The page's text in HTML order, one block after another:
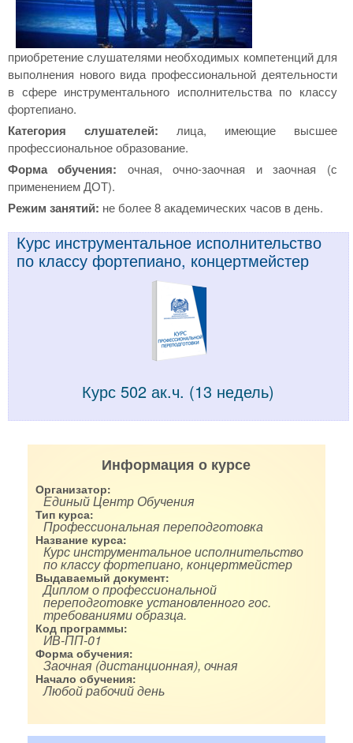
приобретение слушателями необходимых компетенций для
выполнения нового вида профессиональной деятельности
в сфере инструментального исполнительства по классу
фортепиано.
Категория слушателей: лица, имеющие высшее
профессиональное образование.
Форма обучения: очная, очно-заочная и заочная (с
применением ДОТ).
Режим занятий: не более 8 академических часов в день.
Курс инструментальное исполнительство
по классу фортепиано, концертмейстер
Курс 502 ак.ч. (13 недель)
Информация о курсе
Организатор:
Единый Центр Обучения
Тип курса:
Профессиональная переподготовка
Название курса:
Курс инструментальное исполнительство
по классу фортепиано, концертмейстер
Выдаваемый документ:
Диплом о профессиональной
переподготовке установленного гос.
требованиями образца.
Код программы:
ИВ-ПП-01
Форма обучения:
Заочная (дистанционная), очная
Начало обучения:
Любой рабочий день